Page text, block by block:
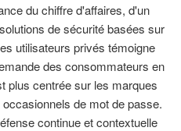
du chiffre d'affaires, d'un
de sécurité basées sur
utilisateurs privés témoigne
des consommateurs en
plus centrée sur les marques
de mot de passe.
continue et contextuelle